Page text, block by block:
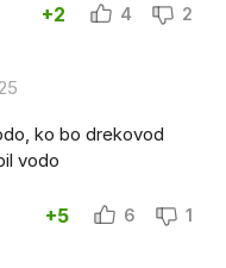
+2 4 2
ko bo drekovod
vodo
+5 6 1